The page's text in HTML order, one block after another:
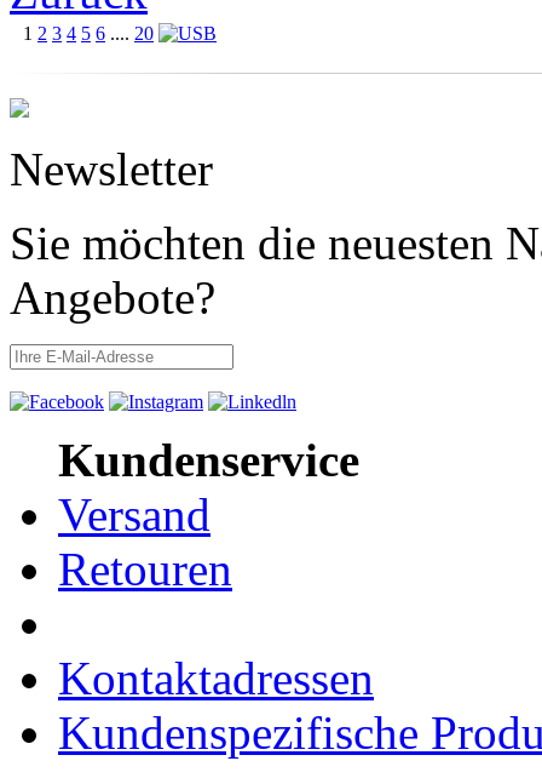
1 2 3 4 5 6 .... 20
Newsletter
Sie möchten die neuesten
Angebote?
Kundenservice
Versand
Retouren
Kontaktadressen
Kundenspezifische